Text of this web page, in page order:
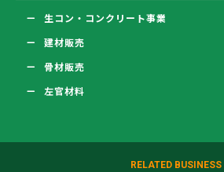
生コン・コンクリート事業
建材販売
骨材販売
左官材料
RELATED BUSINESS